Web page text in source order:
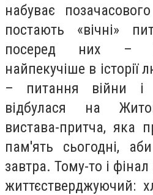
набуває
постають «вічні»
посеред них –
найпекучіше в історії
– питання війни і
відбулася на
вистава-притча, яка
пам'ять сьогодні,
завтра. Тому-то і фінал
життєстверджуючий: